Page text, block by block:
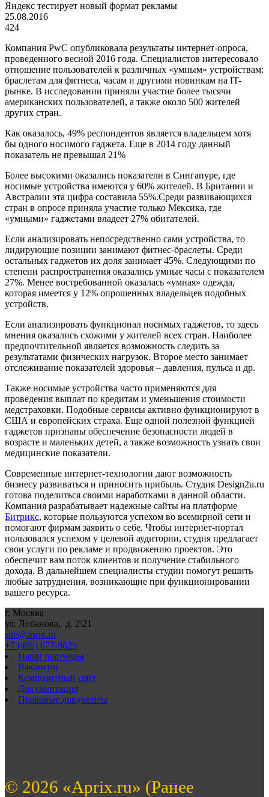
Яндекс тестирует новый формат рекламы
25.08.2016
424
Компания PwC опубликовала результаты интернет-опроса,
проведенного весной 2016 года. Специалистов интересовало
отношение пользователей к различных «умным» устройствам:
браслетам для фитнеса, часам и другими новинкам на IT-
рынке. В исследовании приняли участие более тысячи
американских пользователей, а также около 500 жителей
других стран.
Как оказалось, 49% респондентов является владельцем хотя
бы одного носимого гаджета. Еще в 2014 году данный
показатель не превышал 21%
Более высокими оказались показатели в Сингапуре, где
носимые устройства имеются у 60% жителей. В Британии и
Австралии эта цифра составила 55%.Среди развивающихся
стран в опросе приняла участие только Мексика, где
«умными» гаджетами владеет 27% обитателей.
Если анализировать непосредственно сами устройства, то
лидирующие позиции занимают фитнес-браслеты. Среди
остальных гаджетов их доля занимает 45%. Следующими по
степени распространения оказались умные часы с показателем
27%. Менее востребованной оказалась «умная» одежда,
которая имеется у 12% опрошенных владельцев подобных
устройств.
Если анализировать функционал носимых гаджетов, то здесь
мнения оказались схожими у жителей всех стран. Наиболее
предпочтительной является возможность следить за
результатами физических нагрузок. Второе место занимает
отслеживание показателей здоровья – давления, пульса и др.
Также носимые устройства часто применяются для
проведения выплат по кредитам и уменьшения стоимости
медстраховки. Подобные сервисы активно функционируют в
США и европейских страха. Еще одной полезной функцией
гаджетов признаны обеспечение безопасности людей в
возрасте и маленьких детей, а также возможность узнать свои
медицинские показатели.
Современные интернет-технологии дают возможность
бизнесу развиваться и приносить прибыль. Студия Design2u.ru
готова поделиться своими наработками в данной области.
Компания разрабатывает надежные сайты на платформе
Битрикс, которые пользуются успехом во всемирной сети и
помогают фирмам заявить о себе. Чтобы интернет-портал
пользовался успехом у целевой аудитории, студия предлагает
свои услуги по рекламе и продвижению проектов. Это
обеспечит вам поток клиентов и получение стабильного
дохода. В дальнейшем специалисты студии помогут решить
любые затруднения, возникающие при функционировании
вашего ресурса.
г. Москва
ул. Лобанова, д. 2\21
site@aprix.ru
+7 (499) 677-5629
Наши партнеры
Вакансии
Композитный сайт
Документация
Правовые документы
© 2026 «Aprix.ru» (Ранее